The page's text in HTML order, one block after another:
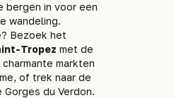
bergen in voor een
wandeling.
Bezoek het
Tropez met de
markten
of trek naar de
du Verdon.